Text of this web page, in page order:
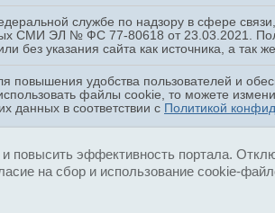
службе по надзору в сфере
СМИ ЭЛ № ФС 77-80618 от 23.03.2021.
без указания сайта как источника, а так
повышения удобства пользователей и
файлы cookie, то можете
данных в соответствии с Политикой
эффективность портала.
на сбор и использование cookie-